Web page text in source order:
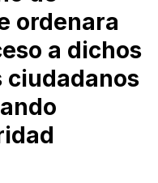
ordenara
a dichos
ciudadanos